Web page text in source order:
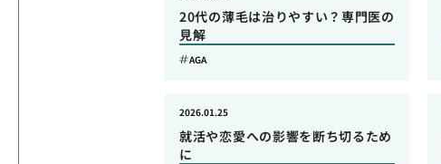
20代の薄毛は治りやすい？専門医の
見解
AGA
就活や恋愛への影響を断ち切るため
に
2026.01.25